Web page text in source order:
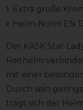
Extra große
Helm-Norm EN
Der KASK Star
Reithelm
mit einer
Durch sein
trägt sich der